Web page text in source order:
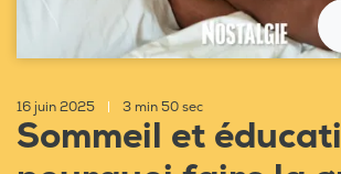
16 juin 2025 3 min 50 sec
Sommeil et